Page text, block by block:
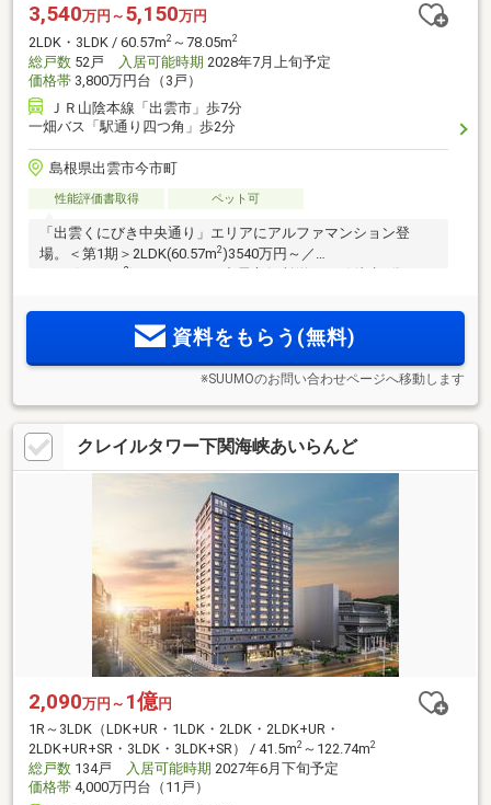
3,540万円～ 5,150万円
2LDK・3LDK / 60.57m2 ～78.05m2
総戸数 52戸 入居可能時期 2028年7月上旬予定
価格帯 3,800万円台（3戸）
ＪＲ山陰本線「出雲市」歩7分
一畑バス「駅通り四つ角」歩2分
島根県出雲市今市町
性能評価書取得 ペット可
「出雲くにびき中央通り」エリアにアルファマンション登
場。＜第1期＞2LDK(60.57m2)3540万円～／
2
資料をもらう(無料)
※SUUMOのお問い合わせページへ移動します
クレイルタワー下関海峡あいらんど
2,090万円～ 1億円
1R～3LDK（LDK+UR・1LDK・2LDK・2LDK+UR・
2LDK+UR+SR・3LDK・3LDK+SR） / 41.5m2 ～122.74m2
総戸数 134戸 入居可能時期 2027年6月下旬予定
価格帯 4,000万円台（11戸）